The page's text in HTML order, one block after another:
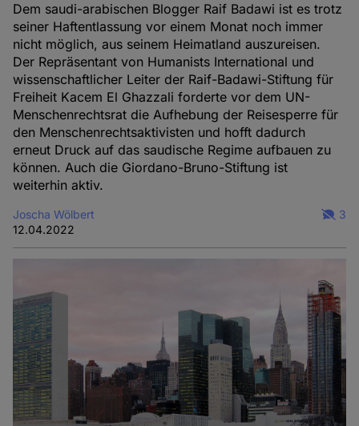
Dem saudi-arabischen Blogger Raif Badawi ist es trotz
seiner Haftentlassung vor einem Monat noch immer
nicht möglich, aus seinem Heimatland auszureisen.
Der Repräsentant von Humanists International und
wissenschaftlicher Leiter der Raif-Badawi-Stiftung für
Freiheit Kacem El Ghazzali forderte vor dem UN-
Menschenrechtsrat die Aufhebung der Reisesperre für
den Menschenrechtsaktivisten und hofft dadurch
erneut Druck auf das saudische Regime aufbauen zu
können. Auch die Giordano-Bruno-Stiftung ist
weiterhin aktiv.
Joscha Wölbert
12.04.2022
3